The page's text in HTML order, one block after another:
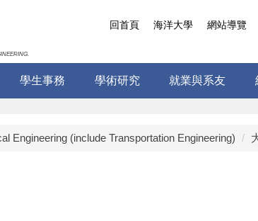
學生事務 學術研究 就業與系友
回首頁 海洋大學 網站導覽
Engineering (include Transportation Engineering)